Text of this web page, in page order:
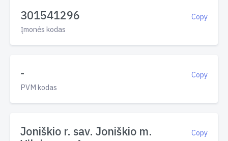
Copy
301541296
Įmonės kodas
Copy
-
PVM kodas
Copy
Joniškio r. sav. Joniškio m.